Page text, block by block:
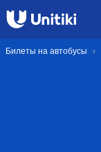
Билеты на автобусы